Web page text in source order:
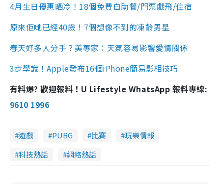
4月生日優惠晒冷！18個免費自助餐/門票戲飛/住宿
原來佢哋已經40歲！7個想像不到的凍齡男星
春天好多人分手？美專家：天氣容易影響愛情關係
3步學識！Apple發布16個iPhone簡易影相技巧
有料爆? 歡迎報料！U Lifestyle WhatsApp 報料專線:
9610 1996
遊戲 PUBG 比賽
玩樂情報
科技熱話
網絡熱話